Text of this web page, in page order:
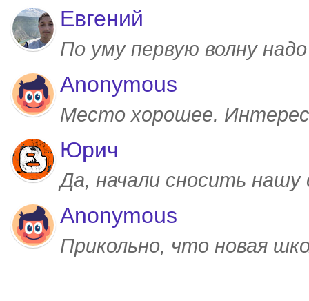
Евгений
По уму первую волну
Anonymous
Место хорошее.
Юрич
Да, начали сносить
Anonymous
Прикольно, что новая